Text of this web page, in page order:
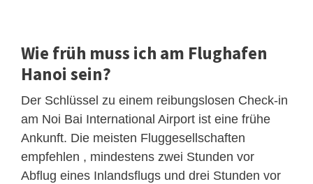
Wie früh muss ich am Flughafen
Hanoi sein?
Der Schlüssel zu einem reibungslosen Check-in
am Noi Bai International Airport ist eine frühe
Ankunft. Die meisten Fluggesellschaften
empfehlen , mindestens zwei Stunden vor
Abflug eines Inlandsflugs und drei Stunden vor